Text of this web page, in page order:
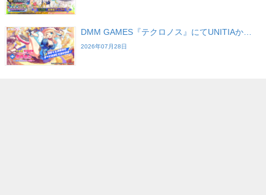
DMM GAMES『テクロノス』にてUNITIAか…
2026年07月28日